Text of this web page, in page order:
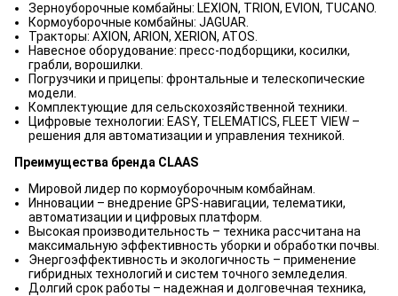
Зерноуборочные комбайны: LEXION, TRION, EVION, TUCANO.
Кормоуборочные комбайны: JAGUAR.
Тракторы: AXION, ARION, XERION, ATOS.
Навесное оборудование: пресс-подборщики, косилки,
грабли, ворошилки.
Погрузчики и прицепы: фронтальные и телескопические
модели.
Комплектующие для сельскохозяйственной техники.
Цифровые технологии: EASY, TELEMATICS, FLEET VIEW –
решения для автоматизации и управления техникой.
Преимущества бренда CLAAS
Мировой лидер по кормоуборочным комбайнам.
Инновации – внедрение GPS-навигации, телематики,
автоматизации и цифровых платформ.
Высокая производительность – техника рассчитана на
максимальную эффективность уборки и обработки почвы.
Энергоэффективность и экологичность – применение
гибридных технологий и систем точного земледелия.
Долгий срок работы – надежная и долговечная техника,